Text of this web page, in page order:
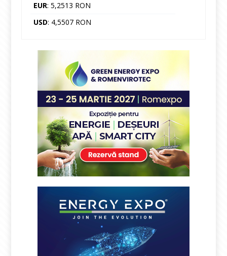
EUR: 5,2513 RON
USD: 4,5507 RON